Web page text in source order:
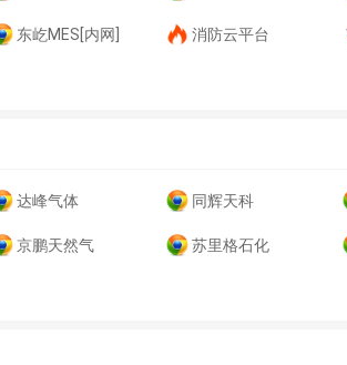
东屹MES[内网] 消防云平台
达峰气体 同辉天科
京鹏天然气 苏里格石化